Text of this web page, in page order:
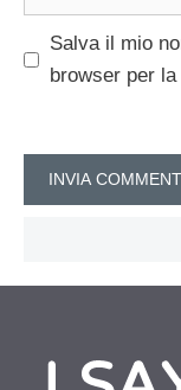
Salva il mio
browser per